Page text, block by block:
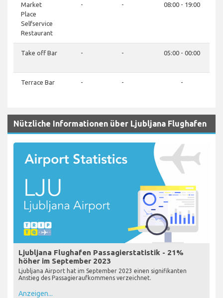
Market
Place
Selfservice
Restaurant
- - 08:00 - 19:00
Take off Bar - - 05:00 - 00:00
Terrace Bar - - -
Nützliche Informationen über Ljubljana Flughafen
Ljubljana Flughafen Passagierstatistik - 21%
höher im September 2023
Ljubljana Airport hat im September 2023 einen signifikanten
Anstieg des Passagieraufkommens verzeichnet.
Anzeigen...